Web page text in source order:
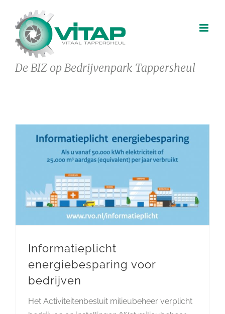
inhoud
De BIZ op Bedrijvenpark Tappersheul
Informatieplicht
energiebesparing voor
bedrijven
Het Activiteitenbesluit milieubeheer verplicht